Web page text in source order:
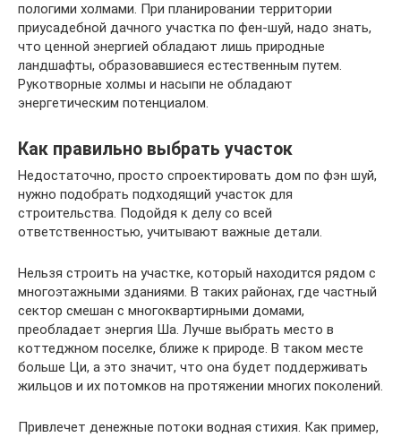
пологими холмами. При планировании территории
приусадебной дачного участка по фен-шуй, надо знать,
что ценной энергией обладают лишь природные
ландшафты, образовавшиеся естественным путем.
Рукотворные холмы и насыпи не обладают
энергетическим потенциалом.
Как правильно выбрать участок
Недостаточно, просто спроектировать дом по фэн шуй,
нужно подобрать подходящий участок для
строительства. Подойдя к делу со всей
ответственностью, учитывают важные детали.
Нельзя строить на участке, который находится рядом с
многоэтажными зданиями. В таких районах, где частный
сектор смешан с многоквартирными домами,
преобладает энергия Ша. Лучше выбрать место в
коттеджном поселке, ближе к природе. В таком месте
больше Ци, а это значит, что она будет поддерживать
жильцов и их потомков на протяжении многих поколений.
Привлечет денежные потоки водная стихия. Как пример,